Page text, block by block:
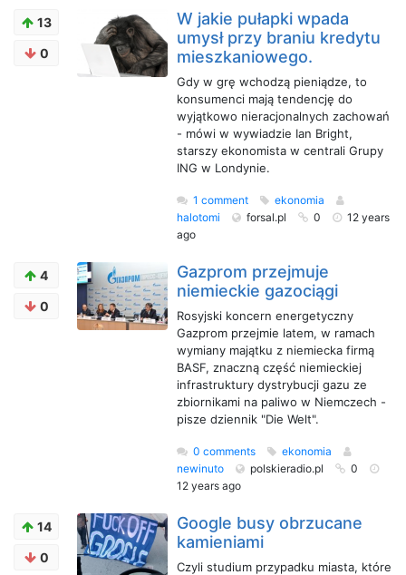
13
0
W jakie pułapki wpada
umysł przy braniu kredytu
mieszkaniowego.
Gdy w grę wchodzą pieniądze, to
konsumenci mają tendencję do
wyjątkowo nieracjonalnych zachowań
- mówi w wywiadzie Ian Bright,
starszy ekonomista w centrali Grupy
ING w Londynie.
1 comment
ekonomia
halotomi
forsal.pl 0
12 years
ago
4
0
Gazprom przejmuje
niemieckie gazociągi
Rosyjski koncern energetyczny
Gazprom przejmie latem, w ramach
wymiany majątku z niemiecka firmą
BASF, znaczną część niemieckiej
infrastruktury dystrybucji gazu ze
zbiornikami na paliwo w Niemczech -
pisze dziennik "Die Welt".
0 comments
ekonomia
newinuto
polskieradio.pl
0
12 years ago
14
0
Google busy obrzucane
kamieniami
Czyli studium przypadku miasta, które